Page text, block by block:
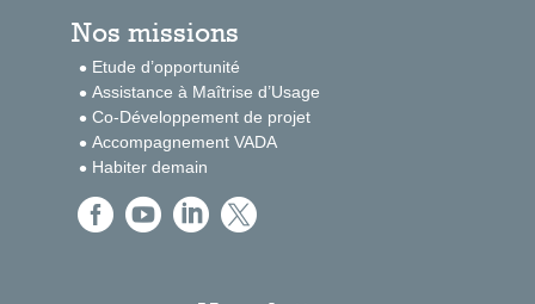
Nos missions
Etude d’opportunité
Assistance à Maîtrise d’Usage
Co-Développement de projet
Accompagnement VADA
Habiter demain
   